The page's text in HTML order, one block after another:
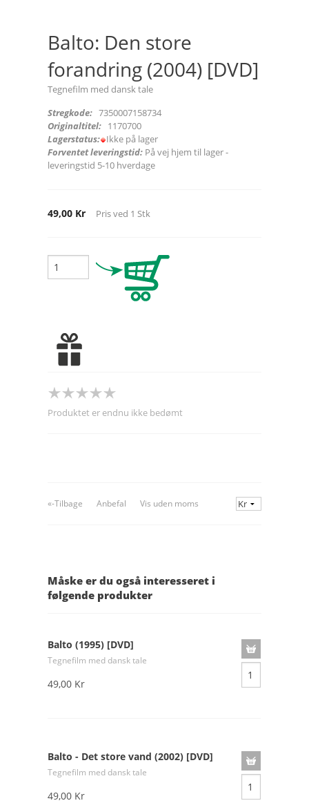
Balto: Den store
forandring (2004) [DVD]
Tegnefilm med dansk tale
Stregkode: 7350007158734
Originaltitel: 1170700
Lagerstatus: Ikke på lager
Forventet leveringstid: På vej hjem til lager -
leveringstid 5-10 hverdage
49,00 Kr Pris ved 1 Stk
Produktet er endnu ikke bedømt
«-Tilbage Anbefal Vis uden moms
Måske er du også interesseret i
følgende produkter
Balto (1995) [DVD]
Tegnefilm med dansk tale
49,00 Kr
Balto - Det store vand (2002) [DVD]
Tegnefilm med dansk tale
49,00 Kr